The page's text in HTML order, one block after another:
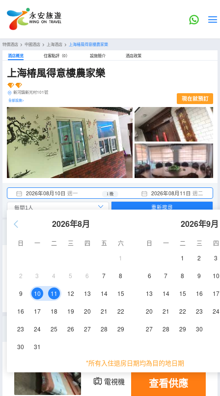
特價酒店 > 中國酒店 > 上海酒店 > 上海椿風得意樓農家樂
酒店概览 住客點評（0） 設施簡介 酒店政策
上海椿風得意樓農家樂
新河鎮新光村101號
全部設施> 現在就預訂
2026年08月10日 週一 2026年08月11日 週二
1 晚
2026年8月
日 一 二 三 四 五
六
1
2 3 4 5 6 7 8
9 10 11 12 13 14 15
16 17 18 19 20 21 22
23 24 25 26 27 28 29
30 31
2026年9月
日 一 二 三
四
1
2 3
6 7 8 9 10
13 14 15 16 17
20 21 22 23 24
27 28 29 30
*所有入住退房日期均為目的地日期
重新搜尋
空調
親子多人間
25㎡ 3層 空調
電視機 冰箱
查看供應